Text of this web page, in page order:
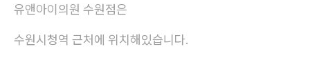
유앤아이의원 수원점은
수원시청역 근처에 위치해있습니다.